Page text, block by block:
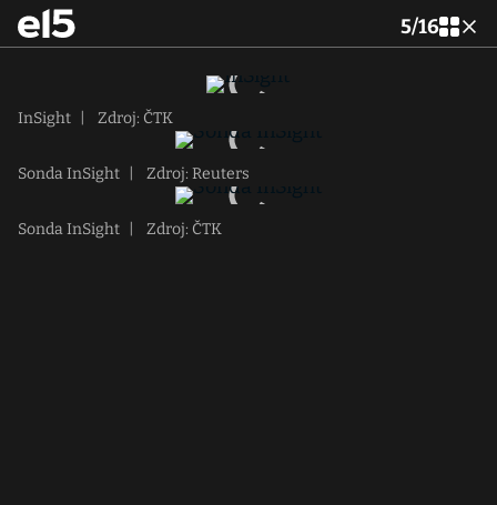
5/16
InSight Zdroj: ČTK
Sonda InSight Zdroj: Reuters
Sonda InSight Zdroj: ČTK